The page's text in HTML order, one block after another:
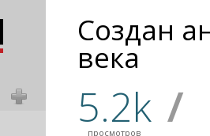
Создан
века
5.2k
просмотров /